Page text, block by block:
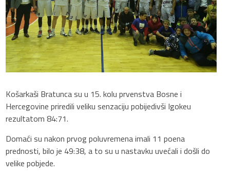
Košarkaši Bratunca su u 15. kolu prvenstva Bosne i
Hercegovine priredili veliku senzaciju pobijedivši Igokeu
rezultatom 84:71.
Domaći su nakon prvog poluvremena imali 11 poena
prednosti, bilo je 49:38, a to su u nastavku uvećali i došli do
velike pobjede.